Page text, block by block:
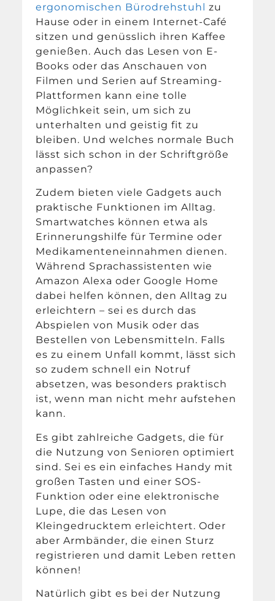
ergonomischen Bürodrehstuhl zu
Hause oder in einem Internet-Café
sitzen und genüsslich ihren Kaffee
genießen. Auch das Lesen von E-
Books oder das Anschauen von
Filmen und Serien auf Streaming-
Plattformen kann eine tolle
Möglichkeit sein, um sich zu
unterhalten und geistig fit zu
bleiben. Und welches normale Buch
lässt sich schon in der Schriftgröße
anpassen?
Zudem bieten viele Gadgets auch
praktische Funktionen im Alltag.
Smartwatches können etwa als
Erinnerungshilfe für Termine oder
Medikamenteneinnahmen dienen.
Während Sprachassistenten wie
Amazon Alexa oder Google Home
dabei helfen können, den Alltag zu
erleichtern – sei es durch das
Abspielen von Musik oder das
Bestellen von Lebensmitteln. Falls
es zu einem Unfall kommt, lässt sich
so zudem schnell ein Notruf
absetzen, was besonders praktisch
ist, wenn man nicht mehr aufstehen
kann.
Es gibt zahlreiche Gadgets, die für
die Nutzung von Senioren optimiert
sind. Sei es ein einfaches Handy mit
großen Tasten und einer SOS-
Funktion oder eine elektronische
Lupe, die das Lesen von
Kleingedrucktem erleichtert. Oder
aber Armbänder, die einen Sturz
registrieren und damit Leben retten
können!
Natürlich gibt es bei der Nutzung